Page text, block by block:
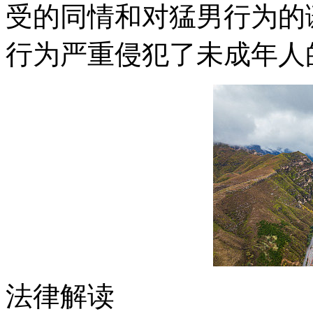
受的同情和对猛男行为
行为严重侵犯了未成年
法律解读